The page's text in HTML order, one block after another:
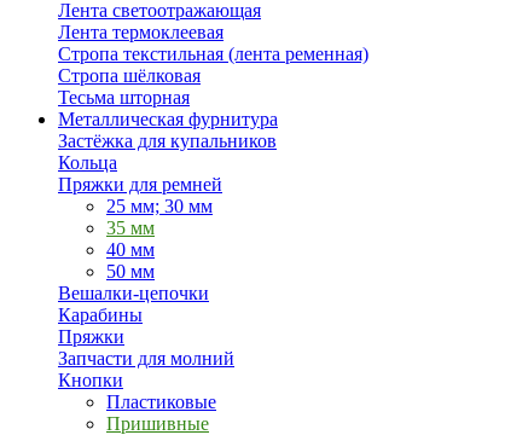
Лента светоотражающая
Лента термоклеевая
Стропа текстильная (лента ременная)
Стропа шёлковая
Тесьма шторная
Металлическая фурнитура
Застёжка для купальников
Кольца
Пряжки для ремней
25 мм; 30 мм
35 мм
40 мм
50 мм
Вешалки-цепочки
Карабины
Пряжки
Запчасти для молний
Кнопки
Пластиковые
Пришивные